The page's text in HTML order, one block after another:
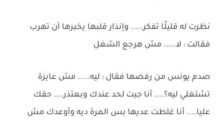
نظرت له قليلًا تفكر..... وإنذار قلبها يخبرها أن تهرب
فقالت : لا..... مش هرجع الشغل
صدم يونس من رفضها فقال : ليه..... مش عايزة
تشتغلي ليه؟.... أنا جيت لحد عندك وبعتذر.... حقك
عليا.... أنا غلطت عديها بس المرة ديه وأوعدك مش